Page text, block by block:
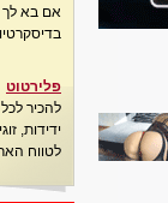
אם בא לך
פלירטוט
להכיר
ידידות,
לטווח